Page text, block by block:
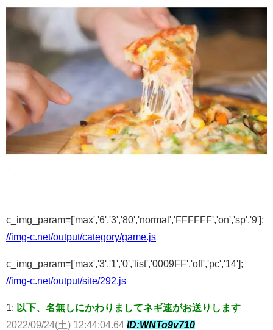
c_img_param=['max','6','3','80','normal','FFFFFF','on','sp','9'];
//img-c.net/output/category/game.js
c_img_param=['max','3','1','0','list','0009FF','off','pc','14'];
//img-c.net/output/site/292.js
1: 以下、名無しにかわりましてネギ速がお送りします
2022/09/24(土) 12:44:04.64 ID:WNTo9v710